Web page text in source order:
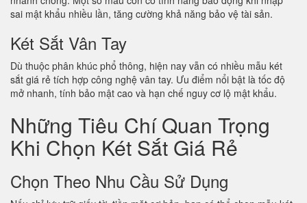
sai mật khẩu nhiều lần, tăng cường khả năng bảo vệ tài sản.
Két Sắt Vân Tay
Dù thuộc phân khúc phổ thông, hiện nay vẫn có nhiều mẫu két
sắt giá rẻ tích hợp công nghệ vân tay. Ưu điểm nổi bật là tốc độ
mở nhanh, tính bảo mật cao và hạn chế nguy cơ lộ mật khẩu.
Những Tiêu Chí Quan Trọng
Khi Chọn Két Sắt Giá Rẻ
Chọn Theo Nhu Cầu Sử Dụng